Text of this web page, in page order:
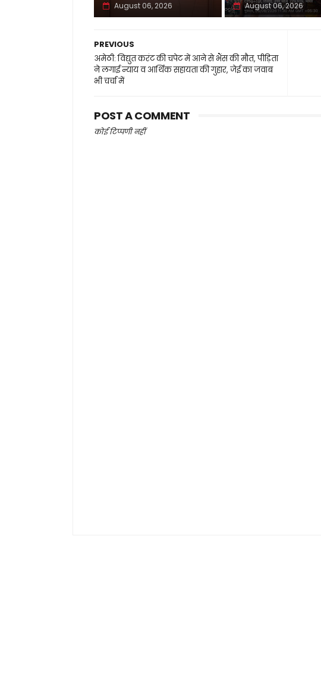
August 06, 2026 August 06, 2026
PREVIOUS
अमेठी: विद्युत करंट की चपेट में आने से भैंस की मौत, पीड़िता
ने लगाई न्याय व आर्थिक सहायता की गुहार, जेई का जवाब
भी चर्चा में
POST A COMMENT
कोई टिप्पणी नहीं